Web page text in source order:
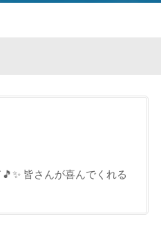
皆さんが喜んでくれる